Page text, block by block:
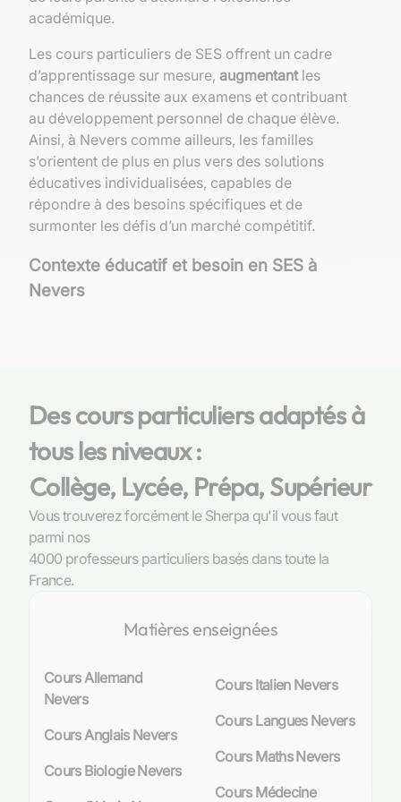
académique.
Les cours particuliers de SES offrent un cadre
d’apprentissage sur mesure, augmentantles
chances de réussite aux examens et contribuant
au développement personnel de chaque élève.
Ainsi, à Nevers comme ailleurs, les familles
s’orientent de plus en plus vers des solutions
éducatives individualisées, capables de
répondre à des besoins spécifiques et de
surmonter les défis d’un marché compétitif.
Contexte éducatif et besoin en SES à
Nevers
Sciences Économiques et Sociales (SES)
constituent un pilier fondamental de
l’enseignement secondaire, particulièrement
pour les élèves de la filière économique et
sociale. Les SES aident à comprendre les enjeux
contemporains du monde économique et social,
tout en développant un esprit critique essentiel
pour la poursuite d’études supérieures.
Cependant, malgré leur importance, ces
certains élèves qui peinent à assimiler les
d’analyses concrètes.
La demande de soutien en SES dans la ville
Face aux exigences académiques croissantes et
aux attentes élevées des programmes de SES,
de nombreux élèves nivernais recherchent un
Des cours particuliers adaptés à
tous les niveaux :
Collège, Lycée, Prépa, Supérieur
Vous trouverez forcément le Sherpa qu'il vous faut
parmi nos
4000 professeurs particuliers basés dans toute la
France.
Matières enseignées
Cours Allemand
Nevers
Cours Anglais Nevers
Cours Biologie Nevers
Cours Italien Nevers
Cours Langues Nevers
Cours Maths Nevers
Cours Médecine